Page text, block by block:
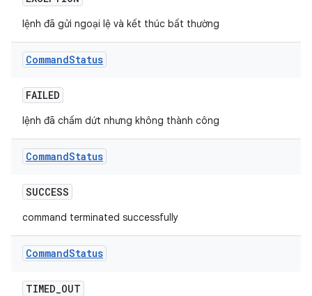
lệnh đã gửi ngoại lệ và kết thúc bất thường
CommandStatus
FAILED
lệnh đã chấm dứt nhưng không thành công
CommandStatus
SUCCESS
command terminated successfully
CommandStatus
TIMED_OUT